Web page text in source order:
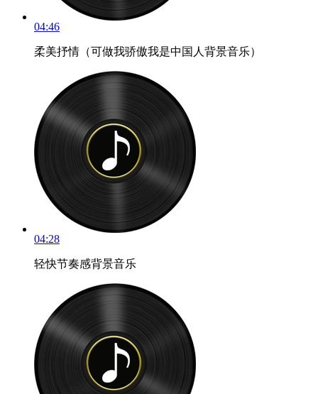
04:46
柔美抒情（可做我骄傲我是中国人背景音乐）
04:28
轻快节奏感背景音乐